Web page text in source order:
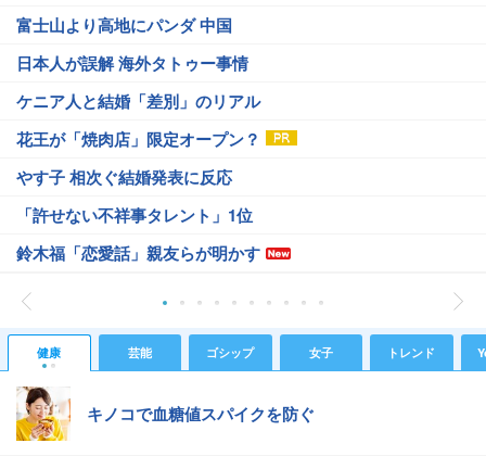
富士山より高地にパンダ 中国
日本人が誤解 海外タトゥー事情
ケニア人と結婚「差別」のリアル
花王が「焼肉店」限定オープン？
やす子 相次ぐ結婚発表に反応
「許せない不祥事タレント」1位
鈴木福「恋愛話」親友らが明かす
健康 芸能 ゴシップ 女子 トレンド
キノコで血糖値スパイクを防ぐ